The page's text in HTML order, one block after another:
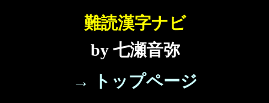
難読漢字ナビ
by 七瀬音弥
→ トップページ